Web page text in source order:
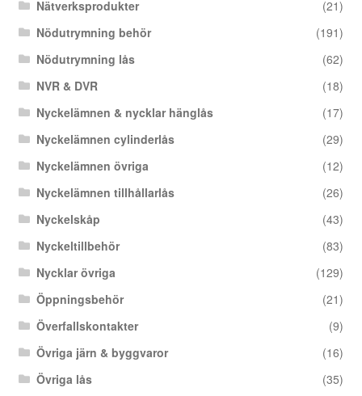
Nätverksprodukter
(21)
Nödutrymning behör
(191)
Nödutrymning lås
(62)
NVR & DVR
(18)
Nyckelämnen & nycklar hänglås
(17)
Nyckelämnen cylinderlås
(29)
Nyckelämnen övriga
(12)
Nyckelämnen tillhållarlås
(26)
Nyckelskåp
(43)
Nyckeltillbehör
(83)
Nycklar övriga
(129)
Öppningsbehör
(21)
Överfallskontakter
(9)
Övriga järn & byggvaror
(16)
Övriga lås
(35)